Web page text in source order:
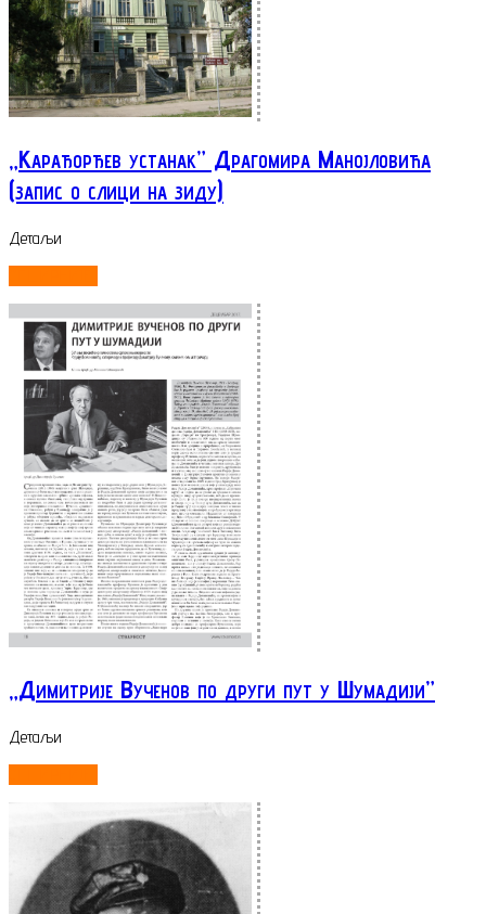
„Карађорђев устанак” Драгомира Манојловића
(запис о слици на зиду)
Детаљи
„Димитрије Вученов по други пут у Шумадији”
Детаљи